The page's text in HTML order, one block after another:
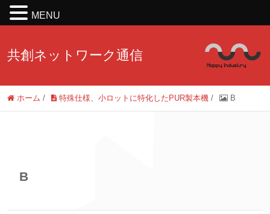
共創ネットワーク通信
ホーム / 特殊仕様、小ロットに特化したPUR製本機 / B
B
MENU